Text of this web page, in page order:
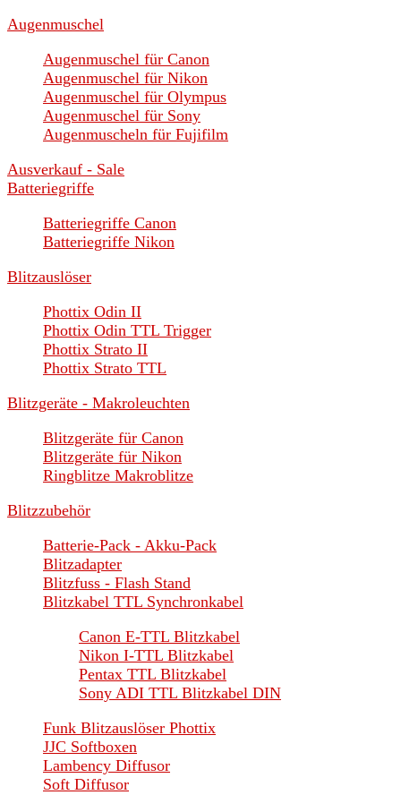
Augenmuschel
Augenmuschel für Canon
Augenmuschel für Nikon
Augenmuschel für Olympus
Augenmuschel für Sony
Augenmuscheln für Fujifilm
Ausverkauf - Sale
Batteriegriffe
Batteriegriffe Canon
Batteriegriffe Nikon
Blitzauslöser
Phottix Odin II
Phottix Odin TTL Trigger
Phottix Strato II
Phottix Strato TTL
Blitzgeräte - Makroleuchten
Blitzgeräte für Canon
Blitzgeräte für Nikon
Ringblitze Makroblitze
Blitzzubehör
Batterie-Pack - Akku-Pack
Blitzadapter
Blitzfuss - Flash Stand
Blitzkabel TTL Synchronkabel
Canon E-TTL Blitzkabel
Nikon I-TTL Blitzkabel
Pentax TTL Blitzkabel
Sony ADI TTL Blitzkabel DIN
Funk Blitzauslöser Phottix
JJC Softboxen
Lambency Diffusor
Soft Diffusor